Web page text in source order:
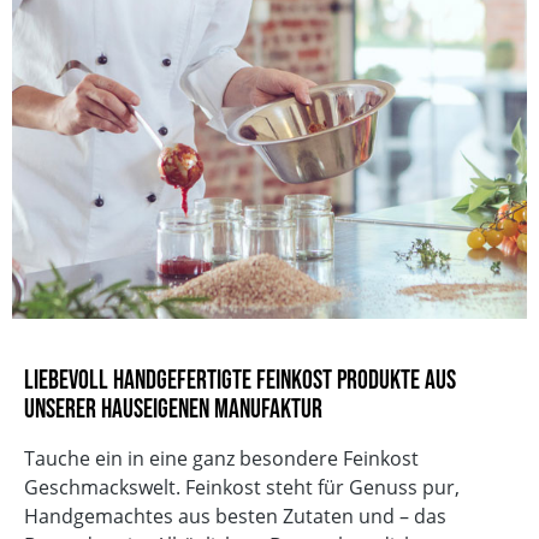
Deutschland
Gebinde
Verkehrsbezeichnung
SIRUP MIT ERDBEEREN UND HOLUNDERBLÜTEN
EAN4260072389212
Vegan
Vegetarisch
Ohne Knoblauch
Sojafrei
Ohne Geschmacksverstärker
ohne zugesetzten Salz
Laktosefrei
Liebevoll handgefertigte Feinkost Produkte aus
unserer hauseigenen Manufaktur
Tauche ein in eine ganz besondere Feinkost
Geschmackswelt. Feinkost steht für Genuss pur,
Handgemachtes aus besten Zutaten und – das